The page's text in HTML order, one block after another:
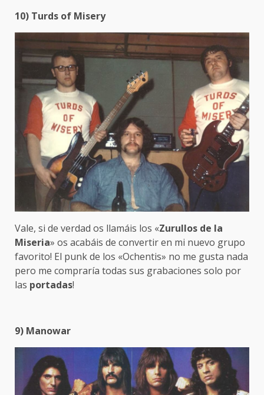
10) Turds of Misery
Vale, si de verdad os llamáis los «Zurullos de la
Miseria» os acabáis de convertir en mi nuevo grupo
favorito! El punk de los «Ochentis» no me gusta nada
pero me compraría todas sus grabaciones solo por
las portadas!
9) Manowar